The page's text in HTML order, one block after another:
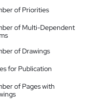
of Priorities
of Multi-Dependent
of Drawings
for Publication
of Pages with